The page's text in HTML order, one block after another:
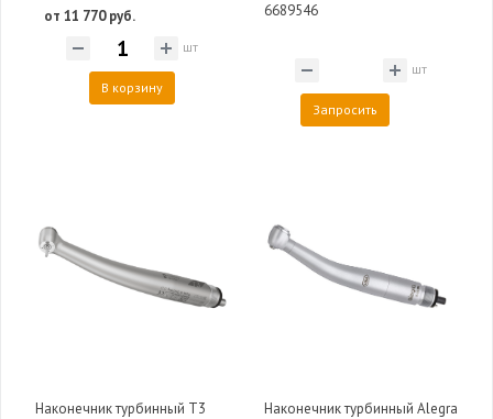
от 11 770 руб.
шт
В корзину
6689546
шт
Запросить
Наконечник турбинный T3
Наконечник турбинный Alegra